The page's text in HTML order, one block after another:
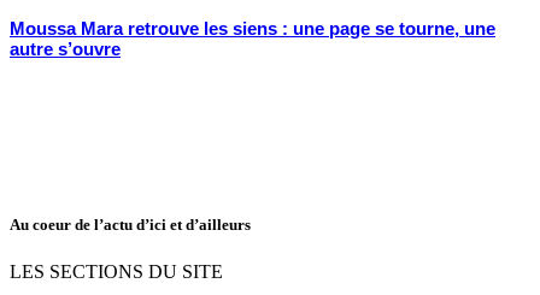
Moussa Mara retrouve les siens : une page se tourne, une
autre s’ouvre
Au coeur de l’actu d’ici et d’ailleurs
LES SECTIONS DU SITE